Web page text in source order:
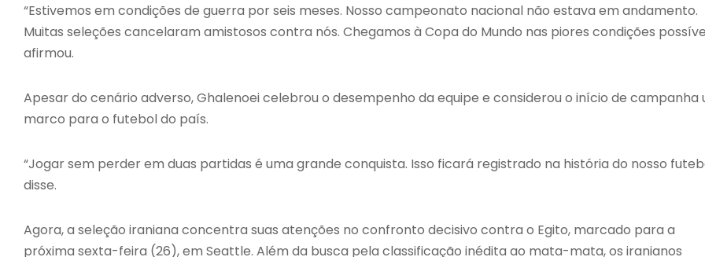
“Estivemos em condições de guerra por seis meses. Nosso campeonato nacional não estava em andamento.
Muitas seleções cancelaram amistosos contra nós. Chegamos à Copa do Mundo nas piores condições
afirmou.
Apesar do cenário adverso, Ghalenoei celebrou o desempenho da equipe e considerou o início de campanha
marco para o futebol do país.
“Jogar sem perder em duas partidas é uma grande conquista. Isso ficará registrado na história do nosso
disse.
Agora, a seleção iraniana concentra suas atenções no confronto decisivo contra o Egito, marcado para a
próxima sexta-feira (26), em Seattle. Além da busca pela classificação inédita ao mata-mata, os iranianos